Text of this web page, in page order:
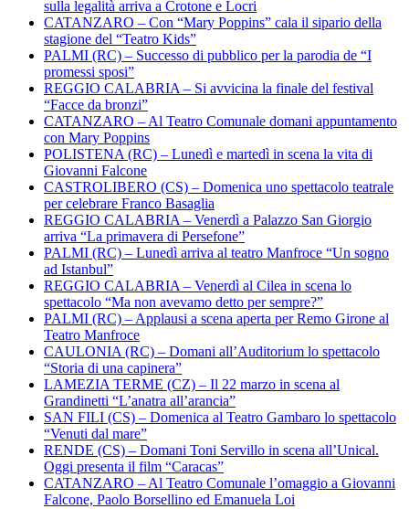
sulla legalità arriva a Crotone e Locri
CATANZARO – Con “Mary Poppins” cala il sipario della
stagione del “Teatro Kids”
PALMI (RC) – Successo di pubblico per la parodia de “I
promessi sposi”
REGGIO CALABRIA – Si avvicina la finale del festival
“Facce da bronzi”
CATANZARO – Al Teatro Comunale domani appuntamento
con Mary Poppins
POLISTENA (RC) – Lunedì e martedì in scena la vita di
Giovanni Falcone
CASTROLIBERO (CS) – Domenica uno spettacolo teatrale
per celebrare Franco Basaglia
REGGIO CALABRIA – Venerdì a Palazzo San Giorgio
arriva “La primavera di Persefone”
PALMI (RC) – Lunedì arriva al teatro Manfroce “Un sogno
ad Istanbul”
REGGIO CALABRIA – Venerdì al Cilea in scena lo
spettacolo “Ma non avevamo detto per sempre?”
PALMI (RC) – Applausi a scena aperta per Remo Girone al
Teatro Manfroce
CAULONIA (RC) – Domani all’Auditorium lo spettacolo
“Storia di una capinera”
LAMEZIA TERME (CZ) – Il 22 marzo in scena al
Grandinetti “L’anatra all’arancia”
SAN FILI (CS) – Domenica al Teatro Gambaro lo spettacolo
“Venuti dal mare”
RENDE (CS) – Domani Toni Servillo in scena all’Unical.
Oggi presenta il film “Caracas”
CATANZARO – Al Teatro Comunale l’omaggio a Giovanni
Falcone, Paolo Borsellino ed Emanuela Loi